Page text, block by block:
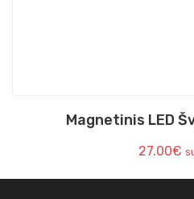
Magnetinis LED
27.00€